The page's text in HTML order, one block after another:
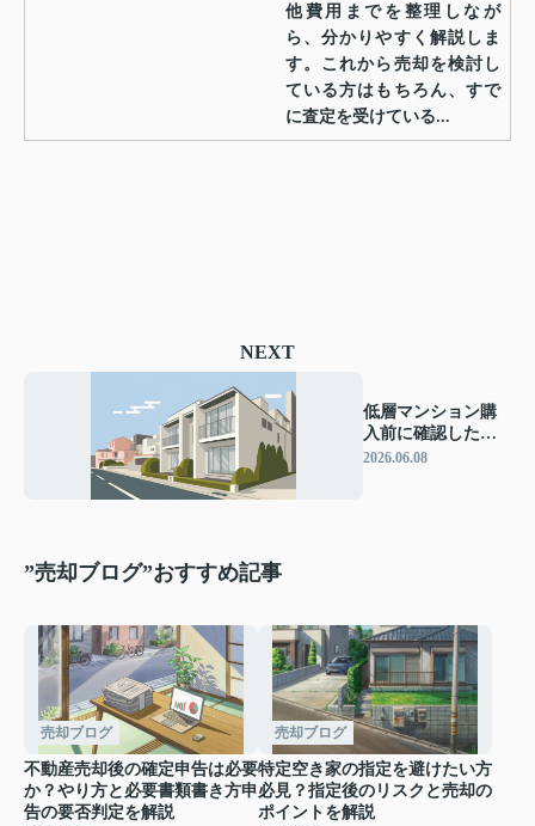
他費用までを整理しなが
ら、分かりやすく解説しま
す。これから売却を検討し
ている方はもちろん、すで
に査定を受けている...
NEXT
低層マンション購
入前に確認したい
ポイント！メリッ
2026.06.08
”売却ブログ”おすすめ記事
売却ブログ
不動産売却後の確定申告は必要
か？やり方と必要書類書き方申
告の要否判定を解説
売却ブログ
特定空き家の指定を避けたい方
必見？指定後のリスクと売却の
ポイントを解説